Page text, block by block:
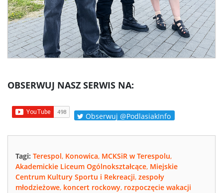
OBSERWUJ NASZ SERWIS NA:
Obserwuj @PodlasiakInfo
Tagi: Terespol, Konowica, MCKSiR w Terespolu,
Akademickie Liceum Ogólnokształcące, Miejskie
Centrum Kultury Sportu i Rekreacji, zespoły
młodzieżowe, koncert rockowy, rozpoczęcie wakacji